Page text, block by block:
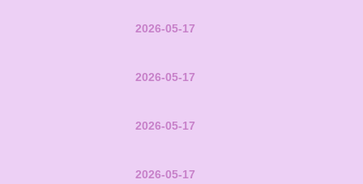
2026-05-17
2026-05-17
2026-05-17
2026-05-17